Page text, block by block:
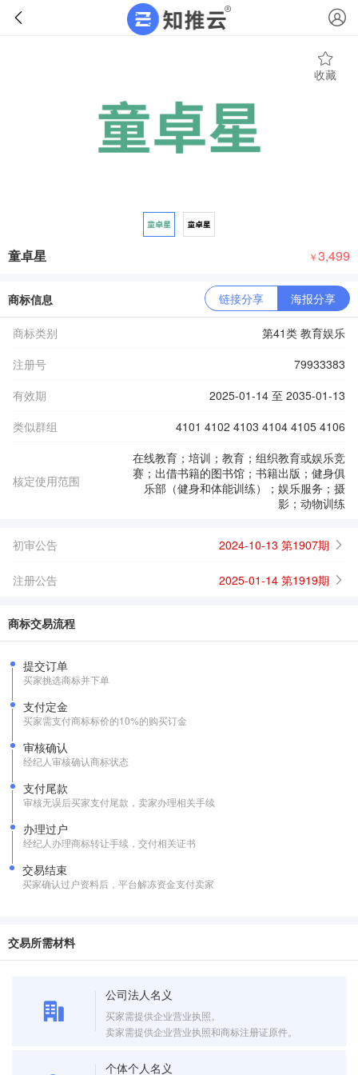
收藏
童卓星 ￥3,499
商标信息 链接分享 海报分享
商标类别
第41类 教育娱乐
注册号
79933383
有效期
2025-01-14 至 2035-01-13
类似群组
4101 4102 4103 4104 4105 4106
核定使用范围
在线教育；培训；教育；组织教育或娱乐竞
赛；出借书籍的图书馆；书籍出版；健身俱
乐部（健身和体能训练）；娱乐服务；摄
影；动物训练
初审公告 2024-10-13 第1907期
注册公告 2025-01-14 第1919期
商标交易流程
提交订单
买家挑选商标并下单
支付定金
买家需支付商标标价的10%的购买订金
审核确认
经纪人审核确认商标状态
支付尾款
审核无误后买家支付尾款，卖家办理相关手续
办理过户
经纪人办理商标转让手续，交付相关证书
交易结束
买家确认过户资料后，平台解冻资金支付卖家
交易所需材料
公司法人名义
买家需提供企业营业执照。
卖家需提供企业营业执照和商标注册证原件。
个体个人名义